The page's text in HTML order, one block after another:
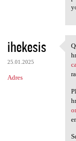
ihekesis
25.01.2025
Adres